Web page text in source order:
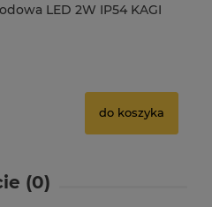
LED 2W IP54 KAGI
do koszyka
(0)